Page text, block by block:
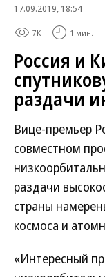
17.09.2019, 18:54
7K 1 мин.
Россия и
раздачи
Вице-премьер
совместном
раздачи
страны
космоса и
«Интересный